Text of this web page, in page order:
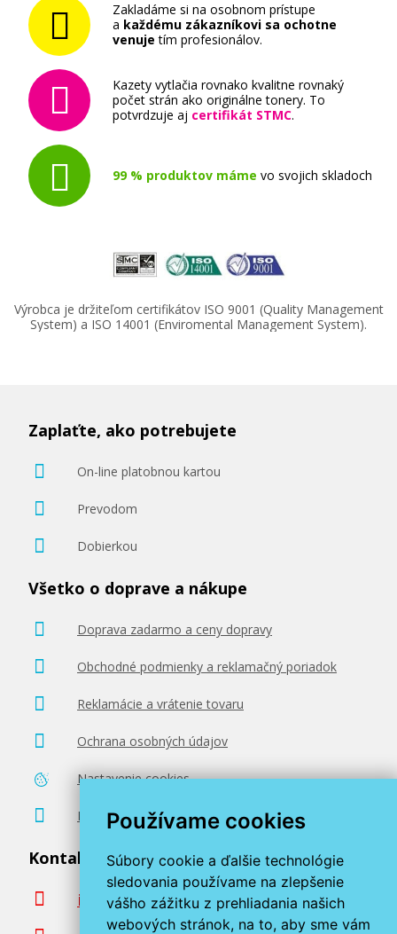
Používame cookies
Súbory cookie a ďalšie technológie
sledovania používame na zlepšenie
vášho zážitku z prehliadania našich
webových stránok, na to, aby sme vám
Originálny fotovalec MINOLTA IUP-23M
(A7330EH) (Purpurový fotovalec)
Originální fotoválec
100,90 €
Zakladáme si na osobnom prístupe
a každému zákazníkovi sa ochotne
venuje tím profesionálov.
Kazety vytlačia rovnako kvalitne rovnaký
počet strán ako originálne tonery. To
potvrdzuje aj certifikát STMC.
99 % produktov máme vo svojich skladoch
Výrobca je držiteľom certifikátov ISO 9001 (Quality Management
System) a ISO 14001 (Enviromental Management System).
Zaplaťte, ako potrebujete
On-line platobnou kartou
Prevodom
Dobierkou
Všetko o doprave a nákupe
Doprava zadarmo a ceny dopravy
Obchodné podmienky a reklamačný poriadok
Reklamácie a vrátenie tovaru
Ochrana osobných údajov
Nastavenie cookies
Poradenstvo zadarmo
Kontaktujte nás
info@miroluk.sk